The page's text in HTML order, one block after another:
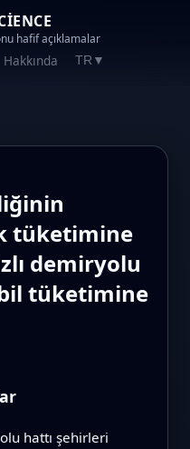
hafif açıklamalar
Hakkında TR ▼
tüketimine
demiryolu
tüketimine
hattı şehirleri